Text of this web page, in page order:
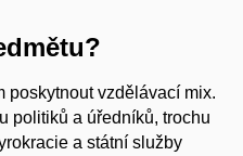
poskytnout vzdělávací mix.
politiků a úředníků, trochu
a státní služby